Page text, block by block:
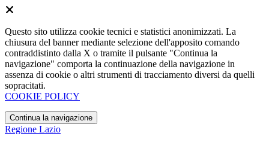
Questo sito utilizza cookie tecnici e statistici anonimizzati. La
chiusura del banner mediante selezione dell'apposito comando
contraddistinto dalla X o tramite il pulsante "Continua la
navigazione" comporta la continuazione della navigazione in
assenza di cookie o altri strumenti di tracciamento diversi da quelli
sopracitati.
COOKIE POLICY
Continua la navigazione
Regione Lazio